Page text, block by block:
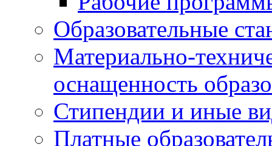
Образовательные
Материально-
оснащенность
Стипендии и иные
Платные